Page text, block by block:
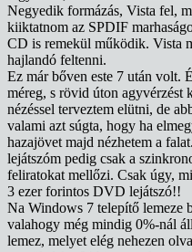
Negyedik formázás, Vista fel,
kiiktatnom az SPDIF
CD is remekül működik. Vista
hajlandó feltenni.
Ez már bőven este 7 után volt.
méreg, s rövid úton agyvérzést
nézéssel terveztem elütni, de
valami azt súgta, hogy ha
hazajövet majd nézhetem a
lejátszóm pedig csak a
feliratokat mellőzi. Csak úgy,
3 ezer forintos DVD lejátszó!!
Na Windows 7 telepítő lemeze
valahogy még mindig 0%-nál
lemez, melyet elég nehezen